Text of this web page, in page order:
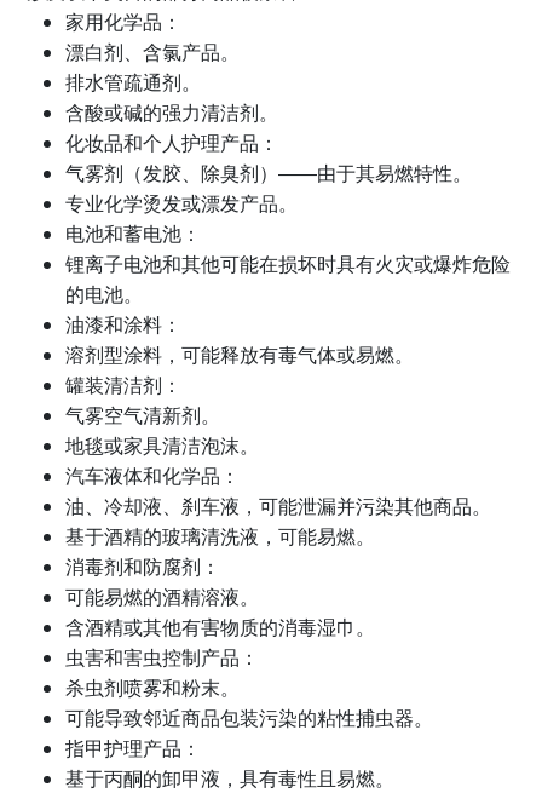
家用化学品：
漂白剂、含氯产品。
排水管疏通剂。
含酸或碱的强力清洁剂。
化妆品和个人护理产品：
气雾剂（发胶、除臭剂）——由于其易燃特性。
专业化学烫发或漂发产品。
电池和蓄电池：
锂离子电池和其他可能在损坏时具有火灾或爆炸危险
的电池。
油漆和涂料：
溶剂型涂料，可能释放有毒气体或易燃。
罐装清洁剂：
气雾空气清新剂。
地毯或家具清洁泡沫。
汽车液体和化学品：
油、冷却液、刹车液，可能泄漏并污染其他商品。
基于酒精的玻璃清洗液，可能易燃。
消毒剂和防腐剂：
可能易燃的酒精溶液。
含酒精或其他有害物质的消毒湿巾。
虫害和害虫控制产品：
杀虫剂喷雾和粉末。
可能导致邻近商品包装污染的粘性捕虫器。
指甲护理产品：
基于丙酮的卸甲液，具有毒性且易燃。